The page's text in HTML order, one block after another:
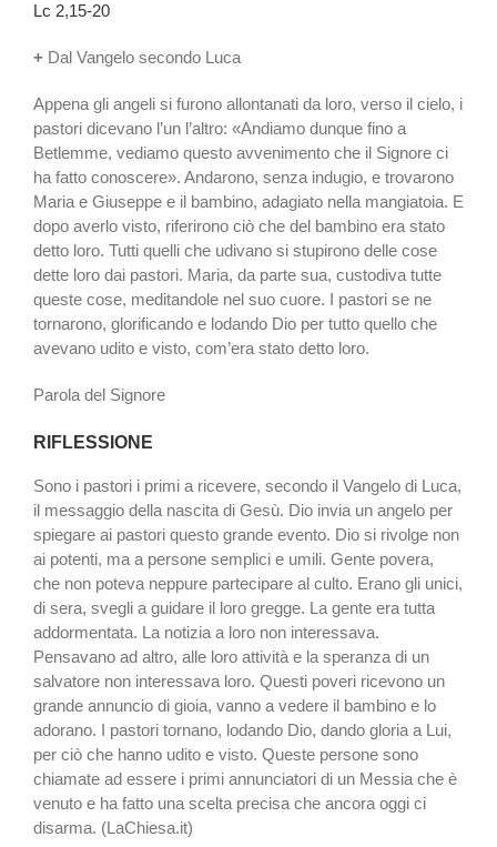
Lc 2,15-20
+ Dal Vangelo secondo Luca
Appena gli angeli si furono allontanati da loro, verso il cielo, i
pastori dicevano l’un l’altro: «Andiamo dunque fino a
Betlemme, vediamo questo avvenimento che il Signore ci
ha fatto conoscere». Andarono, senza indugio, e trovarono
Maria e Giuseppe e il bambino, adagiato nella mangiatoia. E
dopo averlo visto, riferirono ciò che del bambino era stato
detto loro. Tutti quelli che udivano si stupirono delle cose
dette loro dai pastori. Maria, da parte sua, custodiva tutte
queste cose, meditandole nel suo cuore. I pastori se ne
tornarono, glorificando e lodando Dio per tutto quello che
avevano udito e visto, com’era stato detto loro.
Parola del Signore
RIFLESSIONE
Sono i pastori i primi a ricevere, secondo il Vangelo di Luca,
il messaggio della nascita di Gesù. Dio invia un angelo per
spiegare ai pastori questo grande evento. Dio si rivolge non
ai potenti, ma a persone semplici e umili. Gente povera,
che non poteva neppure partecipare al culto. Erano gli unici,
di sera, svegli a guidare il loro gregge. La gente era tutta
addormentata. La notizia a loro non interessava.
Pensavano ad altro, alle loro attività e la speranza di un
salvatore non interessava loro. Questi poveri ricevono un
grande annuncio di gioia, vanno a vedere il bambino e lo
adorano. I pastori tornano, lodando Dio, dando gloria a Lui,
per ciò che hanno udito e visto. Queste persone sono
chiamate ad essere i primi annunciatori di un Messia che è
venuto e ha fatto una scelta precisa che ancora oggi ci
disarma. (LaChiesa.it)